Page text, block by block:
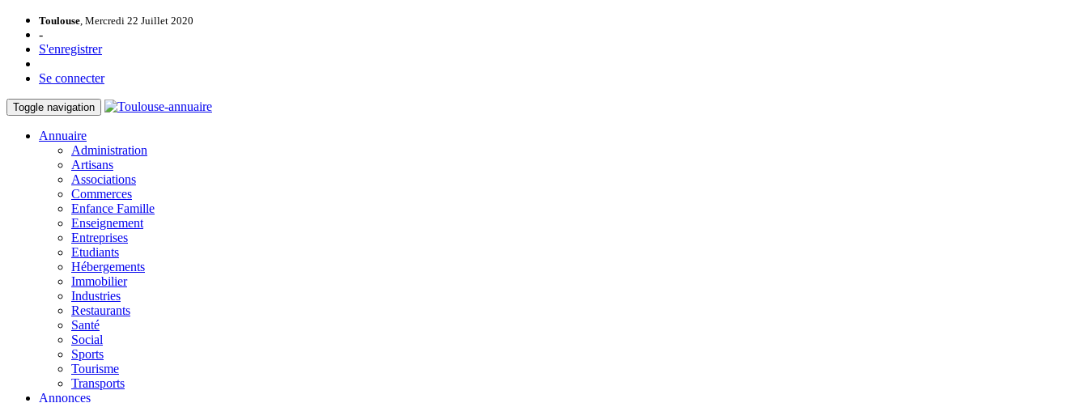
Toulouse, Mercredi 22 Juillet 2020
-
S'enregistrer
Se connecter
Toggle navigation
Annuaire
Administration
Artisans
Associations
Commerces
Enfance Famille
Enseignement
Entreprises
Etudiants
Hébergements
Immobilier
Industries
Restaurants
Santé
Social
Sports
Tourisme
Transports
Annonces